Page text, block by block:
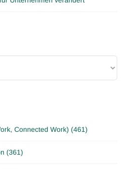
Connected Work) (461)
(361)